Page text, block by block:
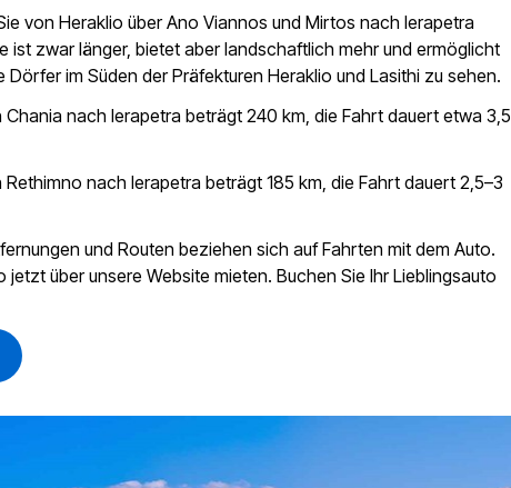
von Heraklio über Ano Viannos und Mirtos nach Ierapetra
ist zwar länger, bietet aber landschaftlich mehr und ermöglicht
Dörfer im Süden der Präfekturen Heraklio und Lasithi zu sehen.
Chania nach Ierapetra beträgt 240 km, die Fahrt dauert etwa 3,5
Rethimno nach Ierapetra beträgt 185 km, die Fahrt dauert 2,5–3
und Routen beziehen sich auf Fahrten mit dem Auto.
jetzt über unsere Website mieten. Buchen Sie Ihr Lieblingsauto